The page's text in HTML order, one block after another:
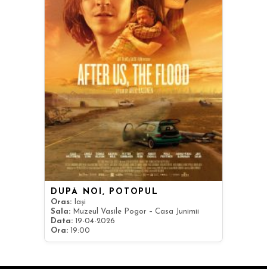
DUPĂ NOI, POTOPUL
Oras: Iași
Sala: Muzeul Vasile Pogor – Casa Junimii
Data: 19-04-2026
Ora: 19:00